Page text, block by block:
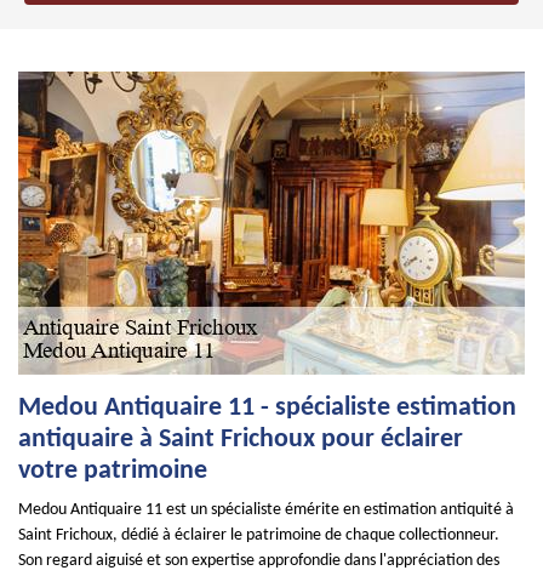
Medou Antiquaire 11 - spécialiste estimation
antiquaire à Saint Frichoux pour éclairer
votre patrimoine
Medou Antiquaire 11 est un spécialiste émérite en estimation antiquité à
Saint Frichoux, dédié à éclairer le patrimoine de chaque collectionneur.
Son regard aiguisé et son expertise approfondie dans l'appréciation des